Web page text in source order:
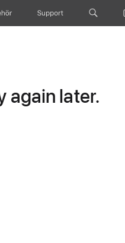
Support
again later.